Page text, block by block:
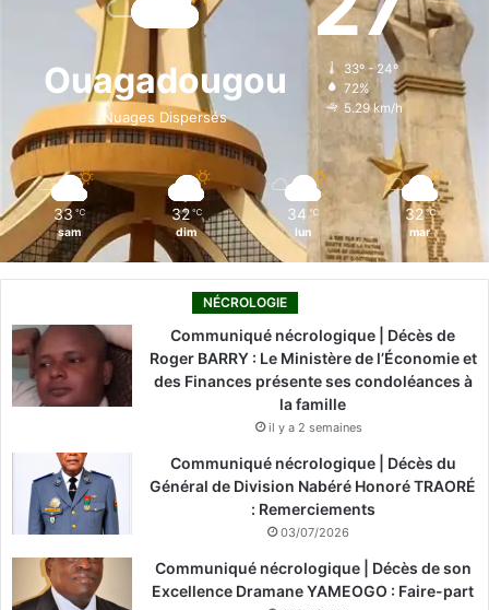
b
o
k
i
n
a
g
r
o
k
Ouagadougou
Nuages Dispersés
33º - 24º
72%
5.29 km/h
33 ℃
sam
32 ℃
dim
34 ℃
lun
32 ℃
mar
NÉCROLOGIE
Communiqué nécrologique | Décès de
Roger BARRY : Le Ministère de l’Économie et
des Finances présente ses condoléances à
la famille
il y a 2 semaines
Communiqué nécrologique | Décès du
Général de Division Nabéré Honoré TRAORÉ
: Remerciements
03/07/2026
Communiqué nécrologique | Décès de son
Excellence Dramane YAMEOGO : Faire-part